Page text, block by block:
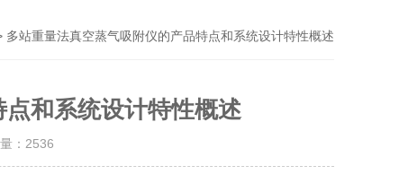
多站重量法真空蒸气吸附仪的产品特点和系统设计特性概述
和系统设计特性概述
： 2536